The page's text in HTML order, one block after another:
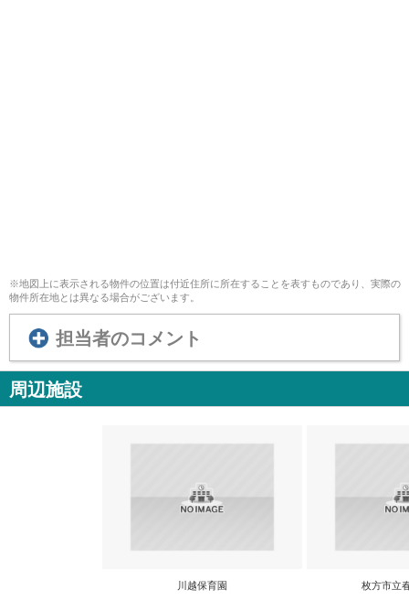
※地図上に表示される物件の位置は付近住所に所在することを表すものであり、実際の
物件所在地とは異なる場合がございます。
担当者のコメント
周辺施設
川越保育園 枚方市立